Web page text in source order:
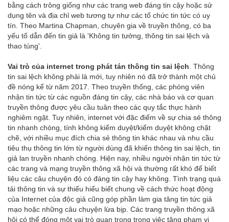
bằng cách trông giống như các trang web đáng tin cậy hoặc sử
dụng tên và địa chỉ web tương tự như các tổ chức tin tức có uy
tín. Theo Martina Chapman, chuyên gia về truyền thông, có ba
yếu tố dẫn đến tin giả là 'Không tin tưởng, thông tin sai lệch và
thao túng'.
Vai trò của internet trong phát tán thông tin sai lệch. Thông
tin sai lệch không phải là mới, tuy nhiên nó đã trở thành một chủ
đề nóng kể từ năm 2017. Theo truyền thống, các phóng viên
nhận tin tức từ các nguồn đáng tin cậy, các nhà báo và cơ quan
truyền thông được yêu cầu tuân theo các quy tắc thực hành
nghiêm ngặt. Tuy nhiên, internet với đặc điểm về sự chia sẻ thông
tin nhanh chóng, tính không kiểm duyệt/kiểm duyệt không chặt
chẽ, với nhiều mục đích chia sẻ thông tin khác nhau và nhu cầu
tiêu thụ thông tin lớn từ người dùng đã khiến thông tin sai lệch, tin
giả lan truyền nhanh chóng. Hiện nay, nhiều người nhận tin tức từ
các trang và mạng truyền thông xã hội và thường rất khó để biết
liệu các câu chuyện đó có đáng tin cậy hay không. Tình trạng quá
tải thông tin và sự thiếu hiểu biết chung về cách thức hoạt động
của Internet của độc giả cũng góp phần làm gia tăng tin tức giả
mạo hoặc những câu chuyện lừa bịp. Các trang truyền thông xã
hội có thể đóng một vai trò quan trọng trong việc tăng phạm vi